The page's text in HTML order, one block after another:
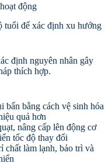
động
tuổi để xác định xu hướng
định nguyên nhân gây
thích hợp.
bẩn bằng cách vệ sinh hóa
quả hơn
nâng cấp lên động cơ
tốc độ thay đổi
chất làm lạnh, bảo trì và